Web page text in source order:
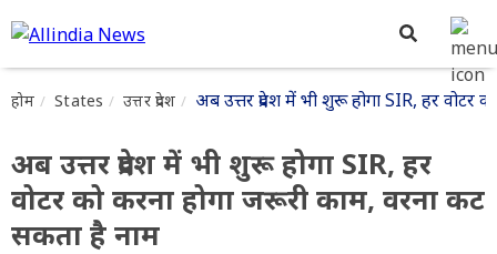
होम States उत्तर प्रदेश अब उत्तर प्रदेश में भी शुरू होगा SIR, हर
अब उत्तर प्रदेश में भी शुरू होगा SIR, हर
वोटर को करना होगा जरूरी काम, वरना कट
सकता है नाम